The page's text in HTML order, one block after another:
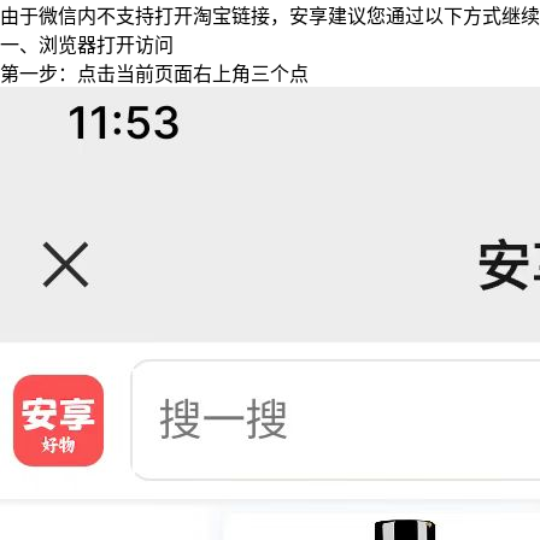
由于微信内不支持打开淘宝链接，安享建议您通过以下方式继
一、浏览器打开访问
第一步：点击当前页面右上角三个点